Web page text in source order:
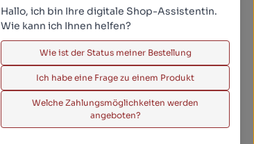
Hallo, ich bin Ihre digitale Shop-Assistentin.
Wie kann ich Ihnen helfen?
Wie ist der Status meiner Bestellung
Ich habe eine Frage zu einem Produkt
Welche Zahlungsmöglichkeiten werden
angeboten?